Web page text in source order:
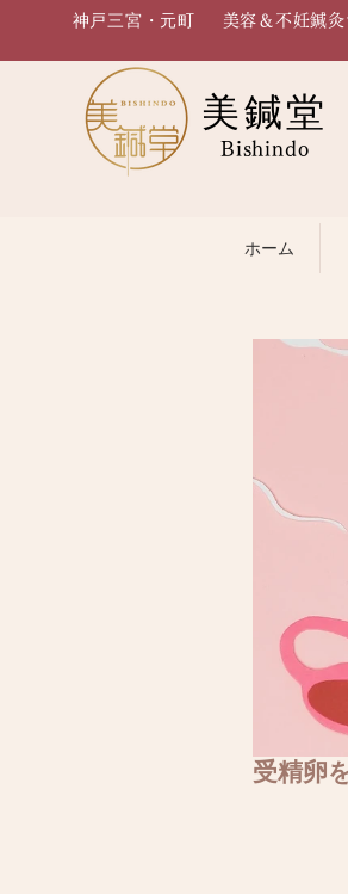
神戸三宮・元町 美容＆不妊鍼灸
美鍼堂
Bishindo
ホーム
受精卵